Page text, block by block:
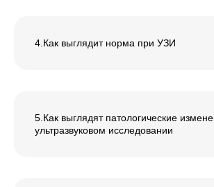
4.Как выглядит норма при УЗИ
5.Как выглядят патологические
ультразвуковом исследовании